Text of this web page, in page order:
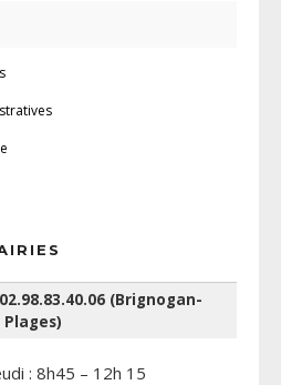
(Brignogan-
Plages)
: 8h45 – 12h 15